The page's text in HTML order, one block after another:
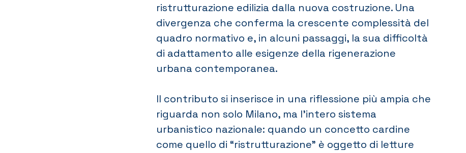
ristrutturazione edilizia dalla nuova costruzione. Una
divergenza che conferma la crescente complessità del
quadro normativo e, in alcuni passaggi, la sua difficoltà
di adattamento alle esigenze della rigenerazione
urbana contemporanea.
Il contributo si inserisce in una riflessione più ampia che
riguarda non solo Milano, ma l’intero sistema
urbanistico nazionale: quando un concetto cardine
come quello di “ristrutturazione” è oggetto di letture